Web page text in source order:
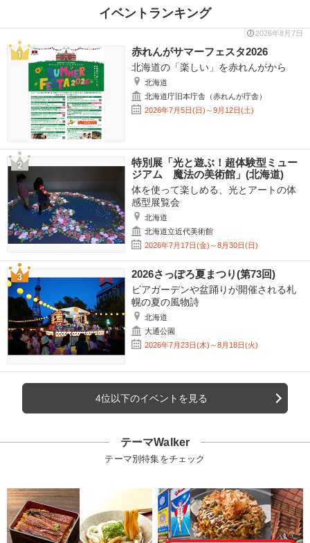
イベントランキング
2026年8月7日
赤れんがサマーフェスタ2026
北海道の「楽しい」を赤れんがから
北海道
北海道庁旧本庁舎（赤れんが庁舎）
2026年7月5日(日)～9月12日(土)
特別展「光と遊ぶ！超体験型ミュー
ジアム 魔法の美術館」(北海道)
体を使って楽しめる、光とアートの体
感型展覧会
北海道
北海道立近代美術館
2026年7月17日(金)～8月30日(日)
2026さっぽろ夏まつり(第73回)
ビアガーデンや盆踊りが開催される札
幌の夏の風物詩
北海道
大通公園
2026年7月23日(木)～8月18日(火)
4位以下のイベントを見る
テーマWalker
テーマ別特集をチェック